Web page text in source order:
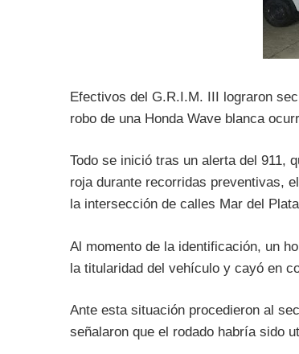
Efectivos del G.R.I.M. III lograron
robo de una Honda Wave blanca
Todo se inició tras un alerta del 911,
roja durante recorridas preventivas,
la intersección de calles Mar del
Al momento de la identificación, un
la titularidad del vehículo y cayó en
Ante esta situación procedieron al
señalaron que el rodado habría sido